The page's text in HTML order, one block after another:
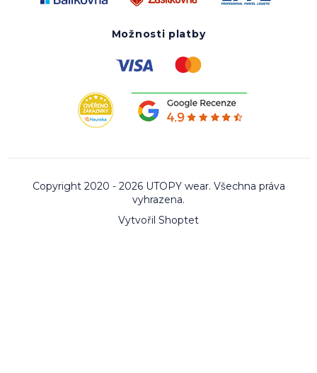
Možnosti platby
Vytvořil Shoptet
Copyright 2020 - 2026 UTOPY wear. Všechna práva
vyhrazena.